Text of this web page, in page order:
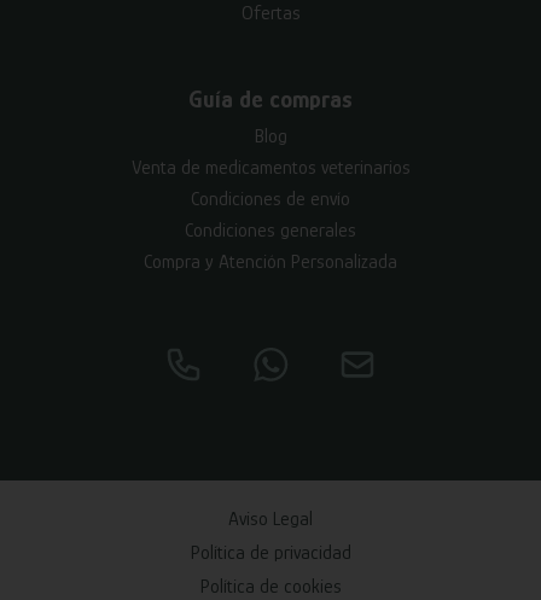
Ofertas
Guía de compras
Blog
Venta de medicamentos veterinarios
Condiciones de envío
Condiciones generales
Compra y Atención Personalizada
Aviso Legal
Política de privacidad
Política de cookies